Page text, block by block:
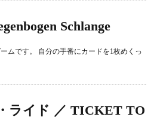
Schlange
ムです。 自分の手番にカードを1枚めくっ
ライド ／ TICKET TO